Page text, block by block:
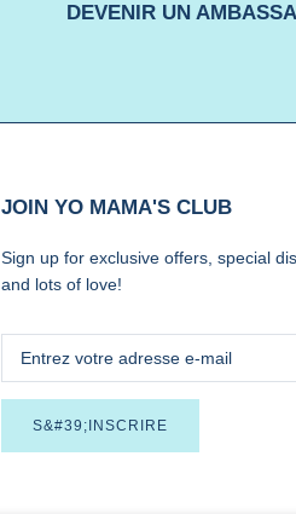
DEVENIR UN
JOIN YO MAMA'S CLUB
Sign up for exclusive offers, special
and lots of love!
S&#39;INSCRIRE